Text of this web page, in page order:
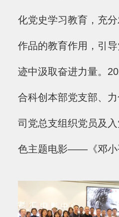
化党史学习教育，充
作品的教育作用，引
迹中汲取奋进力量。
合科创本部党支部、
司党总支组织党员及
色主题电影——《邓小